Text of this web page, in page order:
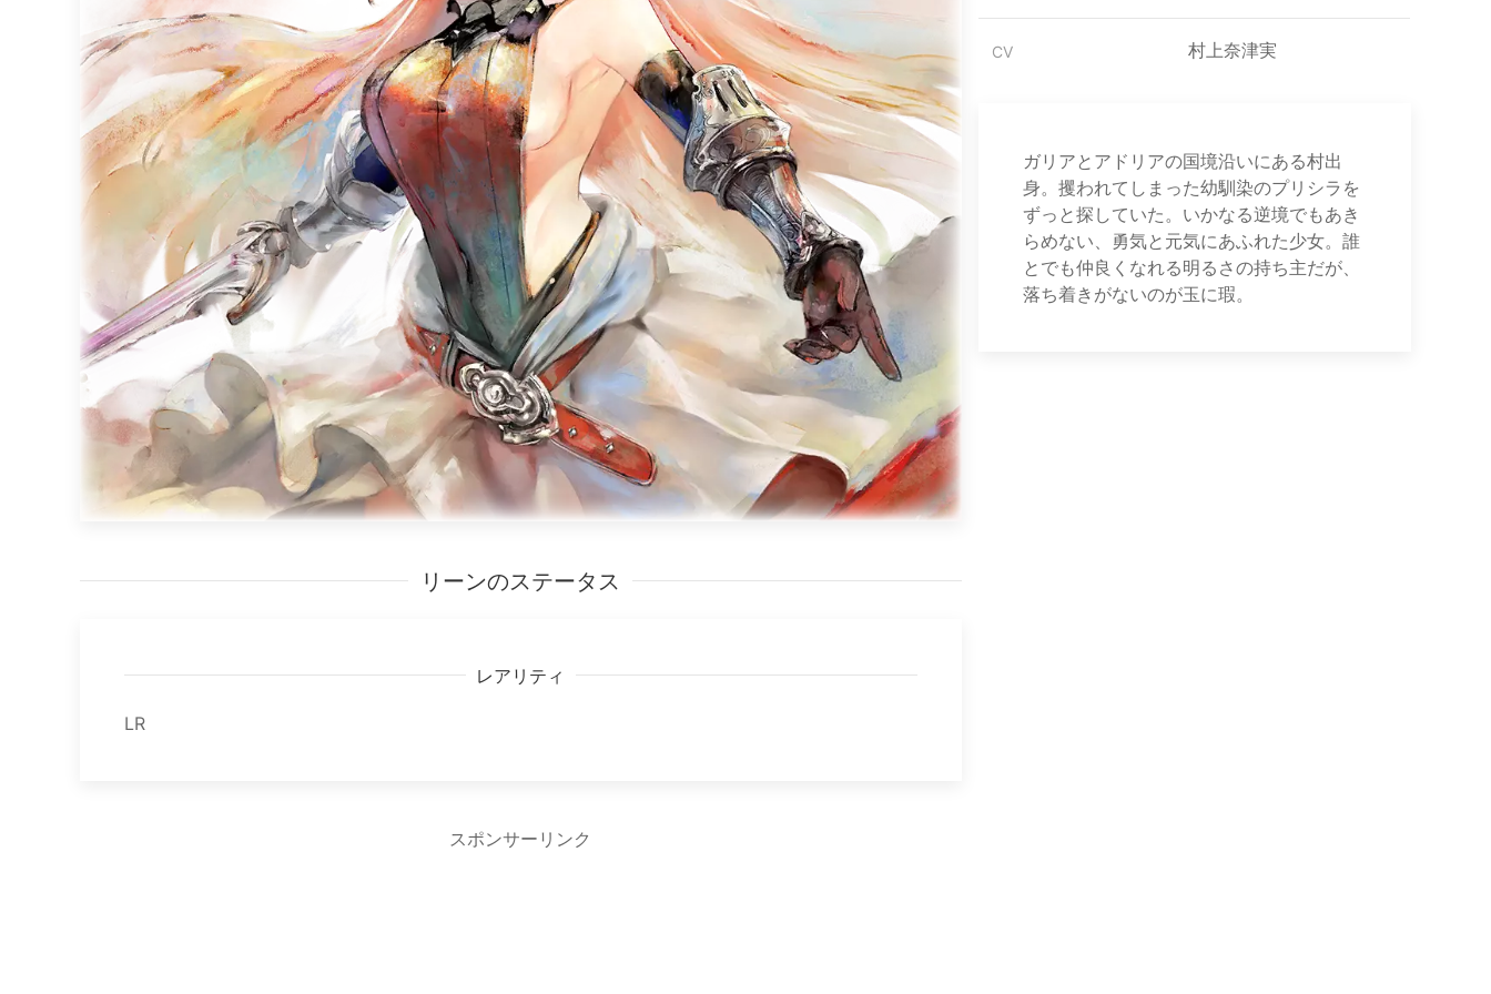
リーンのステータス
レアリティ
LR
スポンサーリンク
CV 村上奈津実
ガリアとアドリアの国境沿いにある村出
身。攫われてしまった幼馴染のプリシラを
ずっと探していた。いかなる逆境でもあき
らめない、勇気と元気にあふれた少女。誰
とでも仲良くなれる明るさの持ち主だが、
落ち着きがないのが玉に瑕。